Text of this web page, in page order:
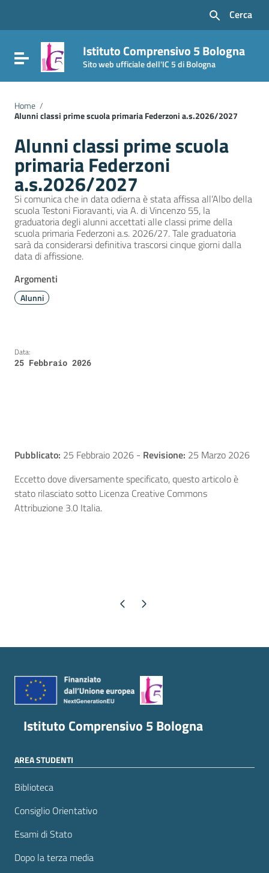
Vai al footer
Cerca
Attiva / disattiva la navigazione
Istituto Comprensivo 5 Bologna
Sito web ufficiale dell'IC 5 di Bologna
Home /
Alunni classi prime scuola primaria Federzoni a.s.2026/2027
Alunni classi prime scuola
primaria Federzoni
a.s.2026/2027
Si comunica che in data odierna è stata affissa all’Albo della
scuola Testoni Fioravanti, via A. di Vincenzo 55, la
graduatoria degli alunni accettati alle classi prime della
scuola primaria Federzoni a.s. 2026/27. Tale graduatoria
sarà da considerarsi definitiva trascorsi cinque giorni dalla
data di affissione.
Argomenti
Alunni
Data:
25 Febbraio 2026
Pubblicato: 25 Febbraio 2026 - Revisione: 25 Marzo 2026
Eccetto dove diversamente specificato, questo articolo è
stato rilasciato sotto Licenza Creative Commons
Attribuzione 3.0 Italia.
Pagina precedente
Pagina successiva
Istituto Comprensivo 5 Bologna
AREA STUDENTI
Biblioteca
Consiglio Orientativo
Esami di Stato
Dopo la terza media